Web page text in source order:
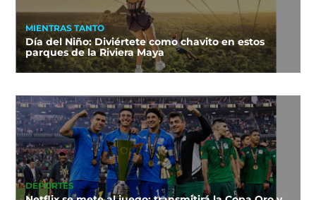
MIENTRAS TANTO
Día del Niño: Diviértete como chavito en estos
parques de la Riviera Maya
DEPORTES